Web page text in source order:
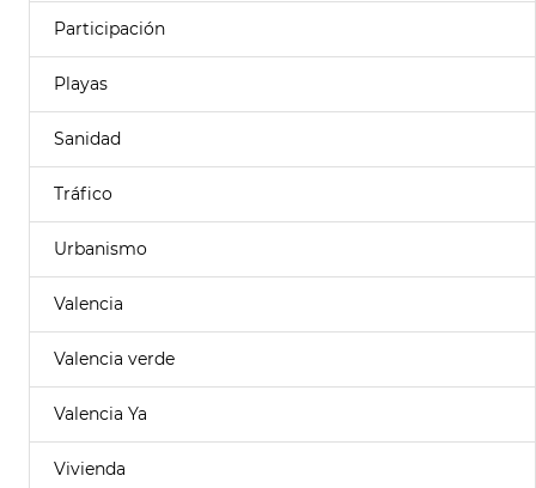
Participación
Playas
Sanidad
Tráfico
Urbanismo
Valencia
Valencia verde
Valencia Ya
Vivienda